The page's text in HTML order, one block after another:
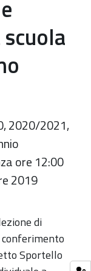
2020/2021,
ore 12:00
2019
di
Sportello